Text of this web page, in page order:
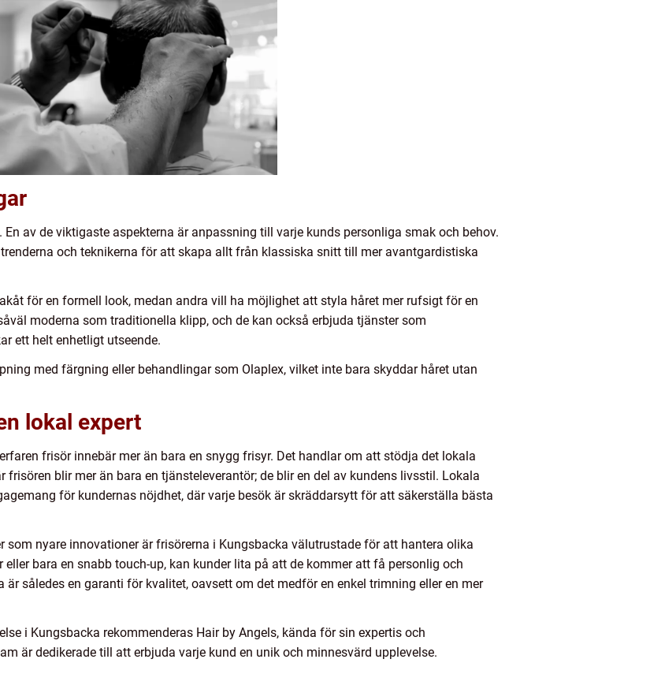
av de viktigaste aspekterna är anpassning till varje kunds personliga smak och behov.
och teknikerna för att skapa allt från klassiska snitt till mer avantgardistiska
för en formell look, medan andra vill ha möjlighet att styla håret mer rufsigt för en
moderna som traditionella klipp, och de kan också erbjuda tjänster som
ett helt enhetligt utseende.
med färgning eller behandlingar som Olaplex, vilket inte bara skyddar håret utan
lokal expert
frisör innebär mer än bara en snygg frisyr. Det handlar om att stödja det lokala
blir mer än bara en tjänsteleverantör; de blir en del av kundens livsstil. Lokala
för kundernas nöjdhet, där varje besök är skräddarsytt för att säkerställa bästa
nyare innovationer är frisörerna i Kungsbacka välutrustade för att hantera olika
bara en snabb touch-up, kan kunder lita på att de kommer att få personlig och
således en garanti för kvalitet, oavsett om det medför en enkel trimning eller en mer
i Kungsbacka rekommenderas Hair by Angels, kända för sin expertis och
är dedikerade till att erbjuda varje kund en unik och minnesvärd upplevelse.